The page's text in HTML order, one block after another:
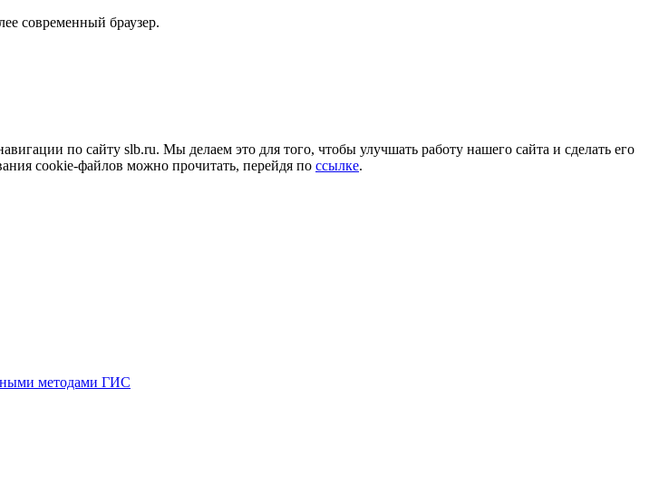
современный браузер.
по сайту slb.ru. Мы делаем это для того, чтобы улучшать работу нашего сайта и сделать его
cookie-файлов можно прочитать, перейдя по ссылке.
методами ГИС